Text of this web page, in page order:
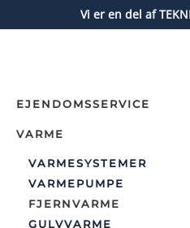
EJENDOMSSERVICE
VARME
VARMESYSTEMER
VARMEPUMPE
FJERNVARME
GULVVARME
Vi er en del af